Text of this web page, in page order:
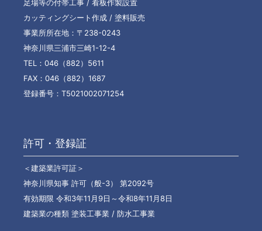
足場等の付帯工事 / 看板作製設置
カッティングシート作成 / 塗料販売
事業所所在地：〒238-0243
神奈川県三浦市三崎1-12-4
TEL：046（882）5611
FAX：046（882）1687
登録番号：T5021002071254
許可・登録証
＜建築業許可証＞
神奈川県知事 許可（般-3） 第2092号
有効期限 令和3年11月9日～令和8年11月8日
建築業の種類 塗装工事業 / 防水工事業